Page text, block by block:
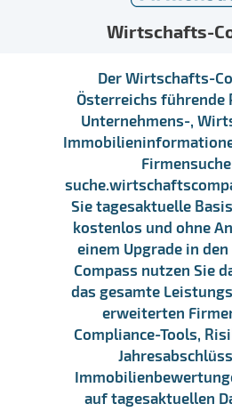
Wirtschafts-
Der Wirtschafts-
Österreichs
Unternehmens-,
Sie tagesaktuelle
kostenlos und ohne
einem Upgrade in
Compass nutzen Sie
das gesamte
erweiterten
Compliance-Tools,
auf tagesaktuellen